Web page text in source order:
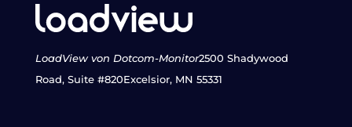
LoadView von Dotcom-Monitor2500 Shadywood
Road, Suite #820Excelsior, MN 55331